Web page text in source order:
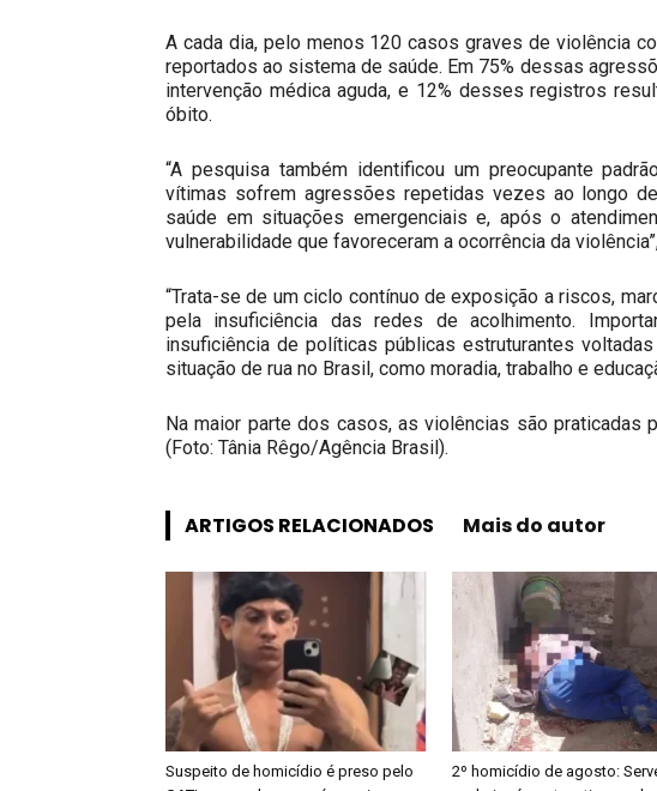
A cada dia, pelo menos 120 casos graves de violência
reportados ao sistema de saúde. Em 75% dessas
intervenção médica aguda, e 12% desses registros
óbito.
“A pesquisa também identificou um preocupante
vítimas sofrem agressões repetidas vezes ao longo
saúde em situações emergenciais e, após o
vulnerabilidade que favoreceram a ocorrência da
“Trata-se de um ciclo contínuo de exposição a riscos,
pela insuficiência das redes de acolhimento.
insuficiência de políticas públicas estruturantes
situação de rua no Brasil, como moradia, trabalho e
Na maior parte dos casos, as violências são praticadas
(Foto: Tânia Rêgo/Agência Brasil).
ARTIGOS RELACIONADOS Mais do autor
Suspeito de homicídio é preso pelo
2º homicídio de agosto: